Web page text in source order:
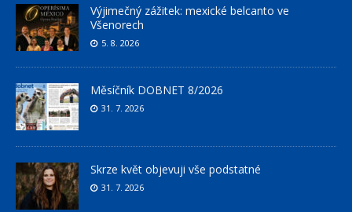
Výjimečný zážitek: mexické belcanto ve
Všenorech
5. 8. 2026
Měsíčník DOBNET 8/2026
31. 7. 2026
Skrze květ objevuji vše podstatné
31. 7. 2026